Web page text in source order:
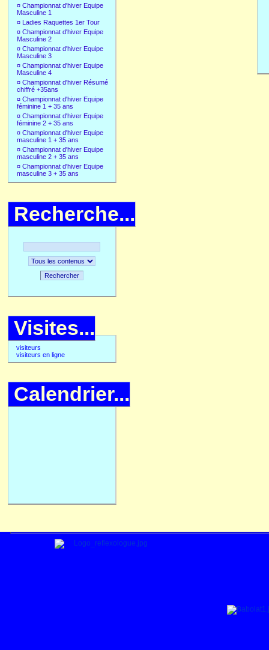
¤ Championnat d'hiver Equipe
Masculine 1
¤ Ladies Raquettes 1er Tour
¤ Championnat d'hiver Equipe
Masculine 2
¤ Championnat d'hiver Equipe
Masculine 3
¤ Championnat d'hiver Equipe
Masculine 4
¤ Championnat d'hiver Résumé
chiffré +35ans
¤ Championnat d'hiver Equipe
féminine 1 + 35 ans
¤ Championnat d'hiver Equipe
féminine 2 + 35 ans
¤ Championnat d'hiver Equipe
masculine 1 + 35 ans
¤ Championnat d'hiver Equipe
masculine 2 + 35 ans
¤ Championnat d'hiver Equipe
masculine 3 + 35 ans
Recherche...
Rechercher
Visites...
visiteurs
visiteurs en ligne
Calendrier...